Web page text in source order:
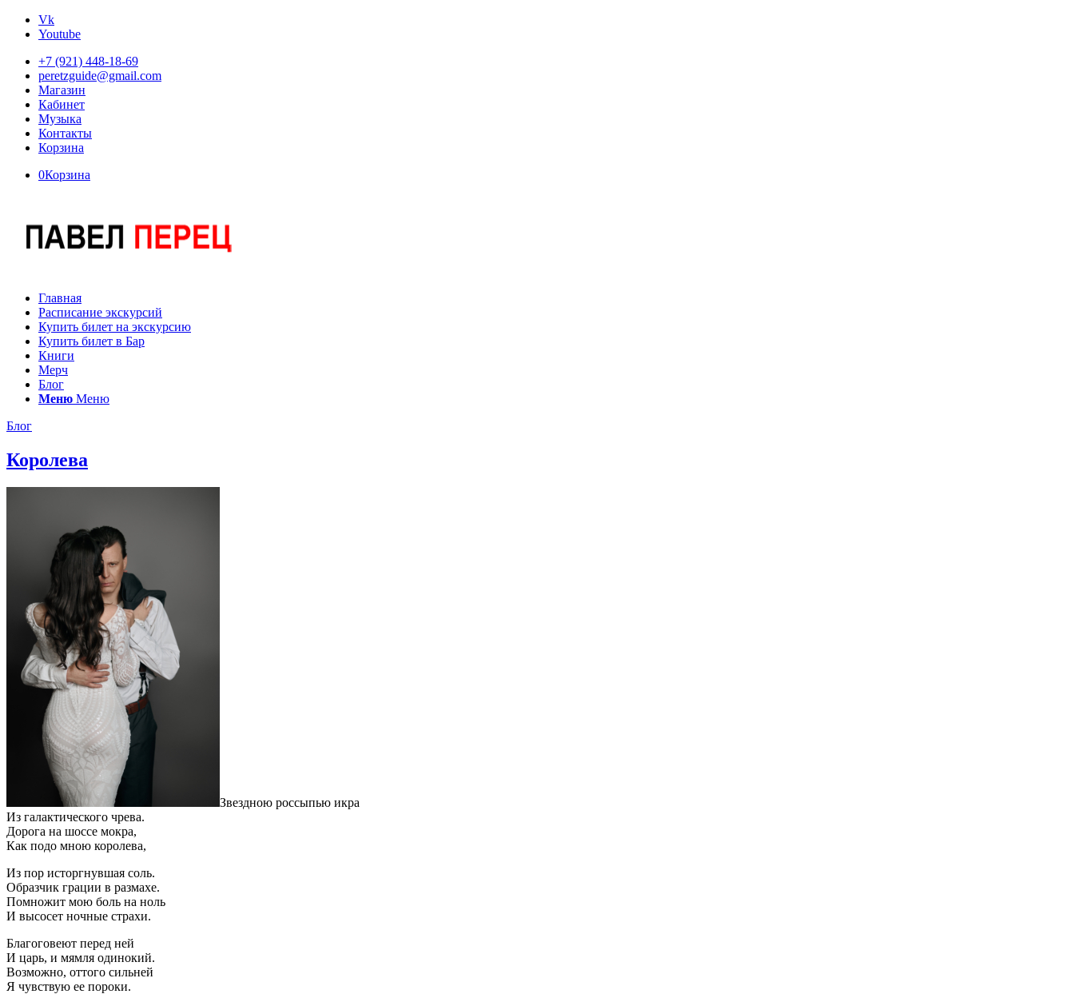
Vk
Youtube
+7 (921) 448-18-69
peretzguide@gmail.com
Магазин
Кабинет
Музыка
Контакты
Корзина
0Корзина
Главная
Расписание экскурсий
Купить билет на экскурсию
Купить билет в Бар
Книги
Мерч
Блог
Меню Меню
Блог
Королева
Звездною россыпью икра
Из галактического чрева.
Дорога на шоссе мокра,
Как подо мною королева,
Из пор исторгнувшая соль.
Образчик грации в размахе.
Помножит мою боль на ноль
И высосет ночные страхи.
Благоговеют перед ней
И царь, и мямля одинокий.
Возможно, оттого сильней
Я чувствую ее пороки.